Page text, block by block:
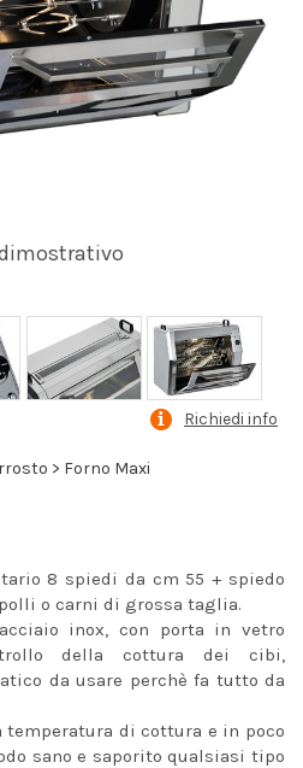
Richiedi info
Forno Maxi
8 spiedi da cm 55 + spiedo
o carni di grossa taglia.
inox, con porta in vetro
della cottura dei cibi,
da usare perchè fa tutto da
di cottura e in poco
sano e saporito qualsiasi tipo